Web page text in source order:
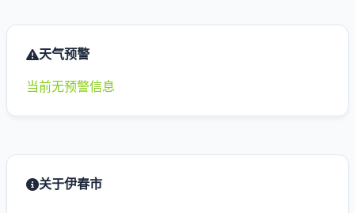
天气预警
当前无预警信息
关于伊春市